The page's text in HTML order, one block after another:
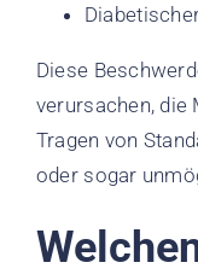
Diese
verursachen, die
Tragen von
oder sogar